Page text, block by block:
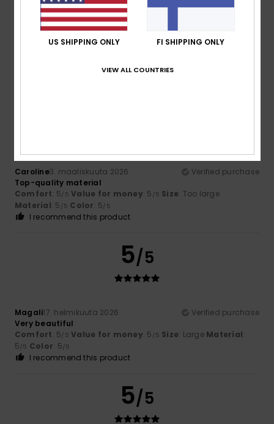
Client anonyme
11. maaliskuuta
2026
The neckline isn't wide enough
Caroline3. maaliskuuta 2026
Verified purchase
Top-quality material
Comfort: 5/5 Value for money: 5 /5 Size: Too large
Material: 5 /5 Color: 5/5
I recommend this product
5/5
Magali17. helmikuuta 2026
Verified purchase
Very beautiful
Comfort: 5/5 Value for money: 5 /5 Size: Large Material:
5/5 Color: 5/5
I recommend this product
5/5
US SHIPPING ONLY FI SHIPPING ONLY
VIEW ALL COUNTRIES